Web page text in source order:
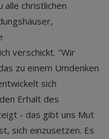
alle christlichen
verschickt. "Wir
zu einem Umdenken
sich
Erhalt des
- das gibt uns Mut
sich einzusetzen. Es